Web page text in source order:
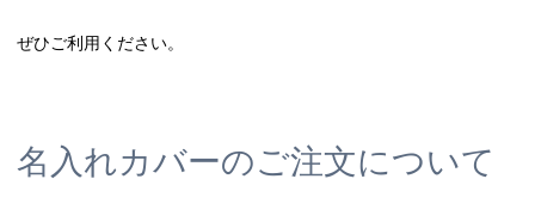
ぜひご利用ください。
名入れカバーのご注文について